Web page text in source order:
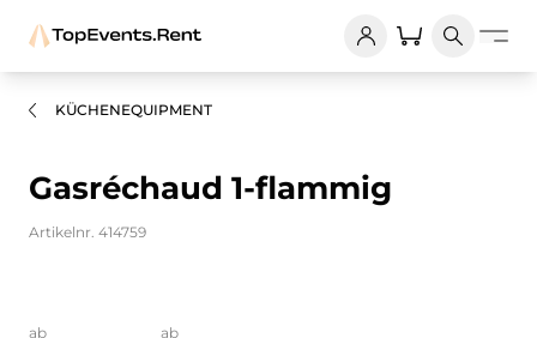
KÜCHENEQUIPMENT
Gasréchaud 1-flammig
Artikelnr. 414759
ab ab